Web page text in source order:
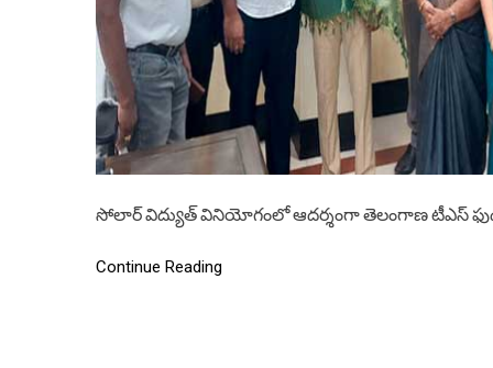
సోలార్ విద్యుత్ వినియోగంలో ఆదర్శంగా తెలంగాణ టీఎస్
Continue Reading